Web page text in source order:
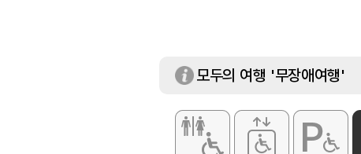
모두의 여행 '무장애여행'